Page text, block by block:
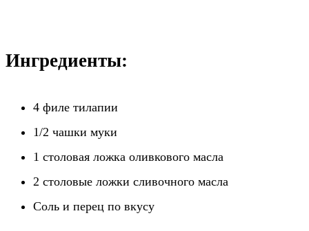
Ингредиенты:
4 филе тилапии
1/2 чашки муки
1 столовая ложка оливкового масла
2 столовые ложки сливочного масла
Соль и перец по вкусу